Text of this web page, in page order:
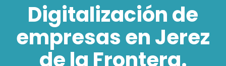
Digitalización de
empresas en Jerez
de la Frontera.